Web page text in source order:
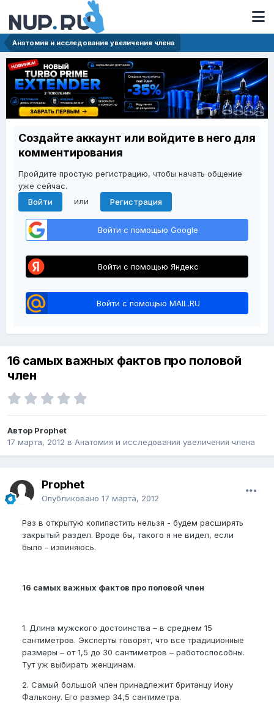
Анатомия и исследования увеличения члена
Создайте аккаунт или войдите в него для
комментирования
Пройдите простую регистрацию, чтобы начать общение
уже сейчас.
Войти
или Регистрация
Войти с помощью Google
Войти с помощью Яндекс
Войти с помощью MAIL.RU
16 самых важных фактов про половой
член
Автор Prophet
17 марта, 2012 в Анатомия и исследования увеличения члена
Prophet
Опубликовано 17 марта, 2012
Раз в открытую копипастить нельзя - будем расширять
закрытый раздел. Вроде бы, такого я не видел, если
было - извиняюсь.
16 самых важных фактов про половой член
1. Длина мужского достоинства – в среднем 15
сантиметров. Эксперты говорят, что все традиционные
размеры – от 1,5 до 30 сантиметров – работоспособны.
Тут уж выбирать женщинам.
2. Самый большой член принадлежит британцу Иону
Фалькону. Его размер 34,5 сантиметра.